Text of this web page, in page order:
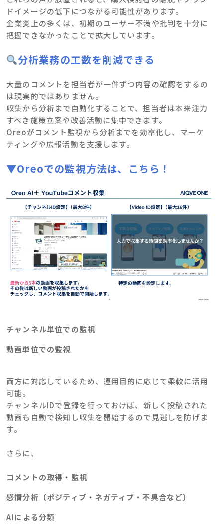
ドイメージの低下につながる可能性があります。
企業炎上の多くは、初期のユーザー不満や批判を十分に
把握できなかったことで拡大しています。
分析業務の工数を削減できる
大量のコメントを担当者が一件ずつ内容の確認をするの
は現実的ではありません。
収集から分析まで自動化することで、担当者は本来注力
すべき施策立案や改善活動に集中できます。
Oreoがコメント監視から分析までを効率化し、マーケ
ティングや広報活動を支援します。
▼Oreoでの監視方法は、こちら！
チャンネル単位での監視
動画単位での監視
両方に対応しているため、運用目的に応じて柔軟に活用
可能。
チャンネルIDで登録を行っておけば、新しく投稿された
動画も自動で検知し収集を開始するので見逃しを防げま
す。
さらに、
コメントの取得・監視
感情分析（ポジティブ・ネガティブ・不具合など）
AIによる分類